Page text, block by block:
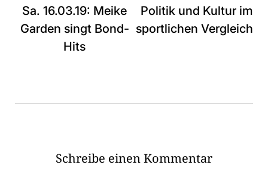
Sa. 16.03.19: Meike
Garden singt Bond-
Hits
Politik und Kultur im
sportlichen Vergleich
Schreibe einen Kommentar